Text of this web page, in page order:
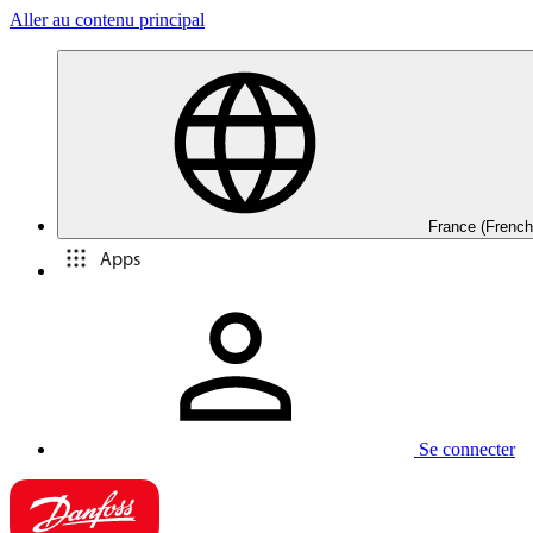
Aller au contenu principal
France
Apps
Se connecter